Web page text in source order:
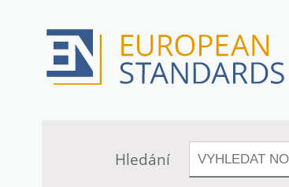
Hledání